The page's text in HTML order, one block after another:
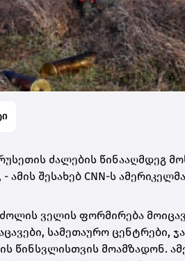
ძალების წინააღმდეგ
ამის შესახებ CNN-ს
ველის ფორმირება
სამეთაურო ცენტრები,
წინსვლისთვის მოამზადონ.